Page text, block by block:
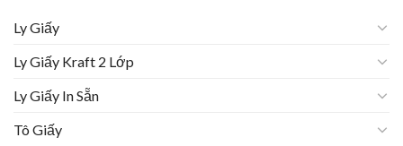
Ly Giấy
Ly Giấy Kraft 2 Lớp
Ly Giấy In Sẵn
Tô Giấy